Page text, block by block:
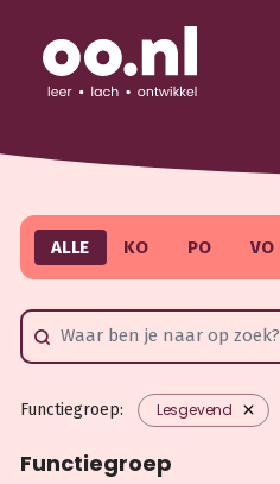
ALLE KO PO VO
Functiegroep: Lesgevend
Functiegroep